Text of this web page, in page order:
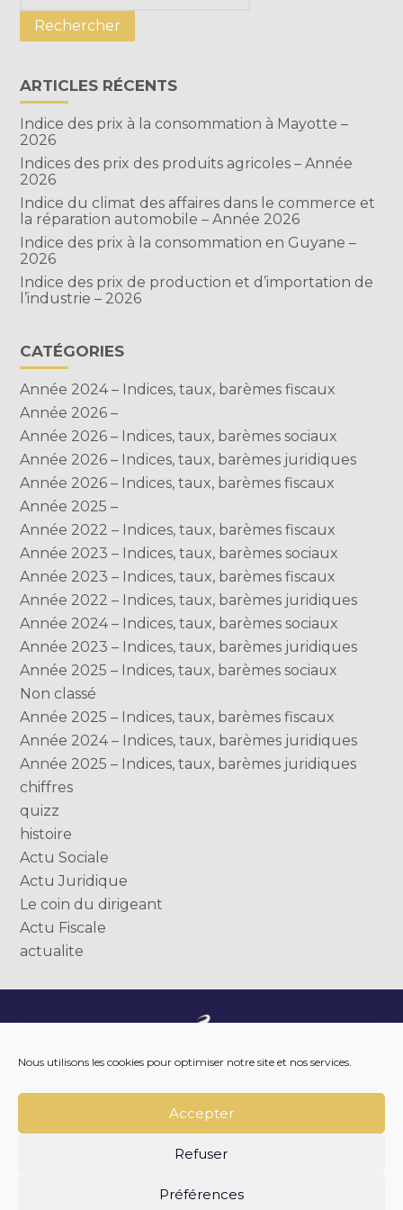
Nous utilisons les cookies pour optimiser notre site et nos services.
Accepter
Refuser
Préférences
sidebar
ARTICLES RÉCENTS
Indice des prix à la consommation à Mayotte –
2026
Indices des prix des produits agricoles – Année
2026
Indice du climat des affaires dans le commerce et
la réparation automobile – Année 2026
Indice des prix à la consommation en Guyane –
2026
Indice des prix de production et d’importation de
l’industrie – 2026
CATÉGORIES
Année 2024 – Indices, taux, barèmes fiscaux
Année 2026 –
Année 2026 – Indices, taux, barèmes sociaux
Année 2026 – Indices, taux, barèmes juridiques
Année 2026 – Indices, taux, barèmes fiscaux
Année 2025 –
Année 2022 – Indices, taux, barèmes fiscaux
Année 2023 – Indices, taux, barèmes sociaux
Année 2023 – Indices, taux, barèmes fiscaux
Année 2022 – Indices, taux, barèmes juridiques
Année 2024 – Indices, taux, barèmes sociaux
Année 2023 – Indices, taux, barèmes juridiques
Année 2025 – Indices, taux, barèmes sociaux
Non classé
Année 2025 – Indices, taux, barèmes fiscaux
Année 2024 – Indices, taux, barèmes juridiques
Année 2025 – Indices, taux, barèmes juridiques
chiffres
quizz
histoire
Actu Sociale
Actu Juridique
Le coin du dirigeant
Actu Fiscale
actualite
Principale
NOS OUTILS DIGITAUX
NOTRE ACTUALITÉ
NOUS REJOINDRE
NOUS CONTACTER
MENTIONS LÉGALES